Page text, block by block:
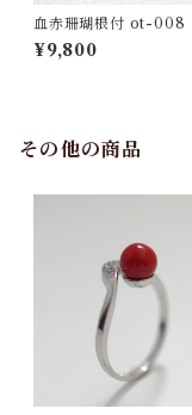
血赤珊瑚根付 ot-008
¥9,800
その他の商品